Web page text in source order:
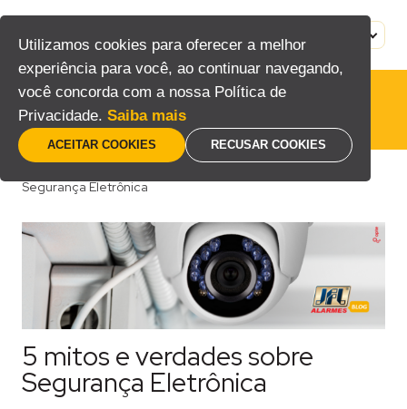
Utilizamos cookies para oferecer a melhor
experiência para você, ao continuar navegando,
você concorda com a nossa Política de
Privacidade. Saiba mais
RECUSAR COOKIES
ACEITAR COOKIES
conteúdo
Home/Blog/Consumidor
5 mitos e verdades sobre
Segurança Eletrônica
5 mitos e verdades sobre
Segurança Eletrônica